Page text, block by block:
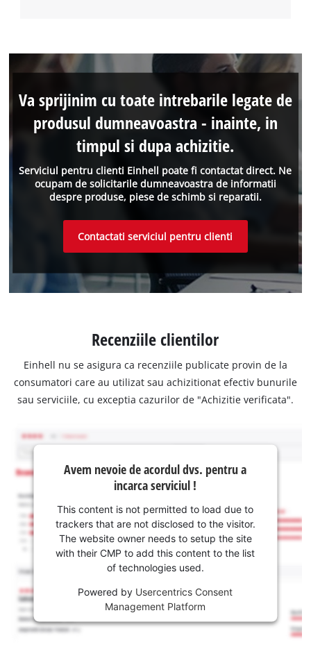
Serviciul pentru clienti Einhell poate fi contactat direct. Ne
ocupam de solicitarile dumneavoastra de informatii
despre produse, piese de schimb si reparatii.
Va sprijinim cu toate intrebarile legate de
produsul dumneavoastra - inainte, in
timpul si dupa achizitie.
Contactati serviciul pentru clienti
Recenziile clientilor
Einhell nu se asigura ca recenziile publicate provin de la
consumatori care au utilizat sau achizitionat efectiv bunurile
sau serviciile, cu exceptia cazurilor de "Achizitie verificata".
Avem nevoie de acordul dvs. pentru a
incarca serviciul !
This content is not permitted to load due to
trackers that are not disclosed to the visitor.
The website owner needs to setup the site
with their CMP to add this content to the list
of technologies used.
Powered by Usercentrics Consent
Management Platform